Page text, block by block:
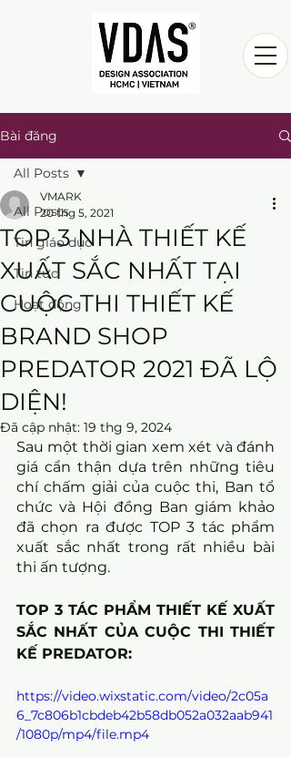
Bài đăng
All Posts
Tin giáo dục
Tin tức
Hoạt động
All Posts
TOP 3 NHÀ THIẾT KẾ
XUẤT SẮC NHẤT TẠI
CUỘC THI THIẾT KẾ
BRAND SHOP
PREDATOR 2021 ĐÃ LỘ
DIỆN!
VMARK
20 thg 5, 2021
Đã cập nhật: 19 thg 9, 2024
Sau một thời gian xem xét và đánh
giá cẩn thận dựa trên những tiêu
chí chấm giải của cuộc thi, Ban tổ
chức và Hội đồng Ban giám khảo
đã chọn ra được TOP 3 tác phẩm
xuất sắc nhất trong rất nhiều bài
thi ấn tượng.
TOP 3 TÁC PHẨM THIẾT KẾ XUẤT
SẮC NHẤT CỦA CUỘC THI THIẾT
KẾ PREDATOR:
https://video.wixstatic.com/video/2c05a
6_7c806b1cbdeb42b58db052a032aab941
/1080p/mp4/file.mp4